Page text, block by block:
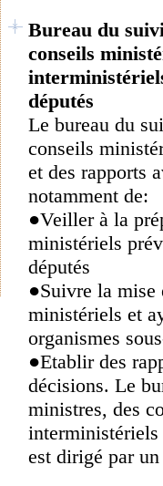
Bureau du
conseils
députés
Le bureau du
conseils
et des rapports
notamment de:
●Veiller à la
ministériels
députés
●Suivre la mise
ministériels et
organismes
●Etablir des
décisions. Le
ministres, des
interministériels
est dirigé par